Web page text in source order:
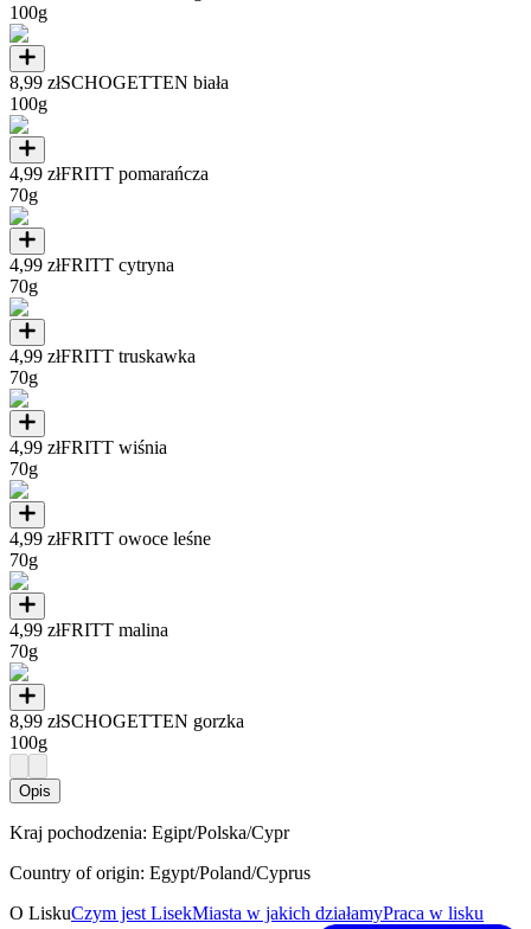
100g
8,99 złSCHOGETTEN biała
100g
4,99 złFRITT pomarańcza
70g
4,99 złFRITT cytryna
70g
4,99 złFRITT truskawka
70g
4,99 złFRITT wiśnia
70g
4,99 złFRITT owoce leśne
70g
4,99 złFRITT malina
70g
8,99 złSCHOGETTEN gorzka
100g
Opis
Kraj pochodzenia: Egipt/Polska/Cypr
Country of origin: Egypt/Poland/Cyprus
O LiskuCzym jest LisekMiasta w jakich działamyPraca w lisku